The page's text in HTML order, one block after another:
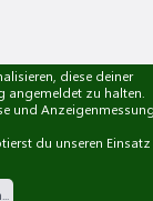
diese deiner
angemeldet zu halten.
und
du unseren Einsatz